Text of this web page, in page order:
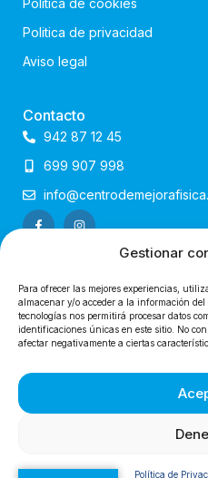
Gestionar
Para ofrecer las mejores experiencias,
almacenar y/o acceder a la información
tecnologías nos permitirá procesar datos
identificaciones únicas en este sitio. No
afectar negativamente a ciertas
Política de
Política de cookies
Politica de privacidad
Aviso legal
Contacto
942 87 12 45
699 907 998
Diseño web x Estudio Drowers